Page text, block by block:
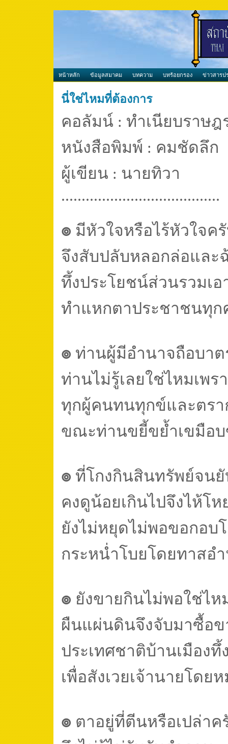
หน้าหลัก ข้อมูลสมาคม บทความ บทร้อยกรอง ข่าวสารป
นี่ใช่ไหมที่ต้องการ
คอลัมน์ : ทำเนียบราษฎ
หนังสือพิมพ์ : คมชัดลึก
ผู้เขียน : นายทิวา
.......................................
๏ มีหัวใจหรือไร้หัวใจค
จึงสับปลับหลอกล่อและ
ทึ้งประโยชน์ส่วนรวมเ
ทำแหกตาประชาชนทุก
๏ ท่านผู้มีอำนาจถือบา
ท่านไม่รู้เลยใช่ไหมเพร
ทุกผู้คนทนทุกข์และตรา
ขณะท่านขยี้ขย้ำเขมือ
๏ ที่โกงกินสินทรัพย์จน
คงดูน้อยเกินไปจึงไห้โห
ยังไม่หยุดไม่พอขอกอบ
กระหน่ำโบยโดยทาสอ
๏ ยังขายกินไม่พอใช่ไห
ผืนแผ่นดินจึงจับมาซื้อข
ประเทศชาติบ้านเมืองทึ้
เพื่อสังเวยเจ้านายโดย
๏ ตาอยู่ที่ตีนหรือเปล่าค